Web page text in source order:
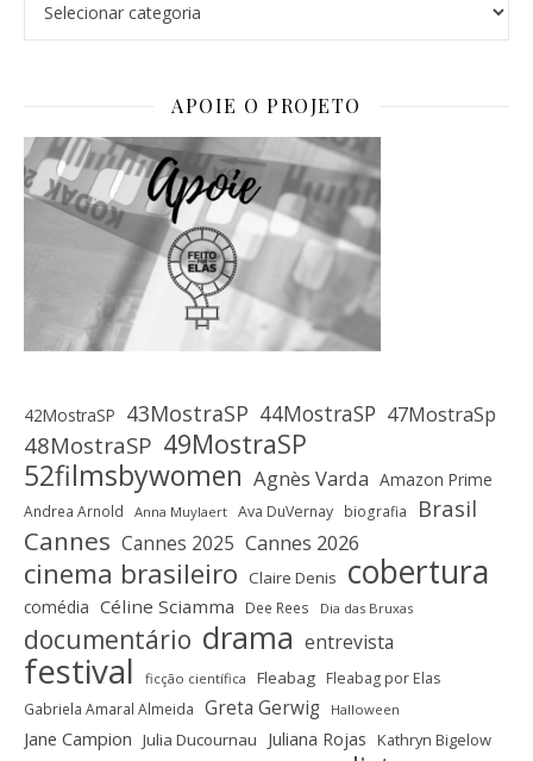
APOIE O PROJETO
42MostraSP 43MostraSP 44MostraSP 47MostraSp
48MostraSP 49MostraSP
52filmsbywomen Agnès Varda Amazon Prime
Andrea Arnold Anna Muylaert Ava DuVernay biografia Brasil
Cannes Cannes 2025 Cannes 2026
cinema brasileiro Claire Denis cobertura
comédia Céline Sciamma Dee Rees Dia das Bruxas
documentário drama entrevista
festival ficção científica Fleabag Fleabag por Elas
Gabriela Amaral Almeida Greta Gerwig Halloween
Jane Campion Julia Ducournau Juliana Rojas Kathryn Bigelow